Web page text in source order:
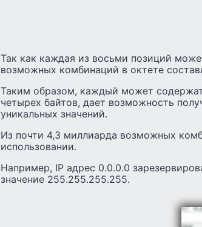
Так как каждая из восьми позиций
возможных комбинаций в октете
Таким образом, каждый может
четырех байтов, дает возможность
уникальных значений.
Из почти 4,3 миллиарда возможных
использовании.
Например, IP адрес 0.0.0.0
значение 255.255.255.255.